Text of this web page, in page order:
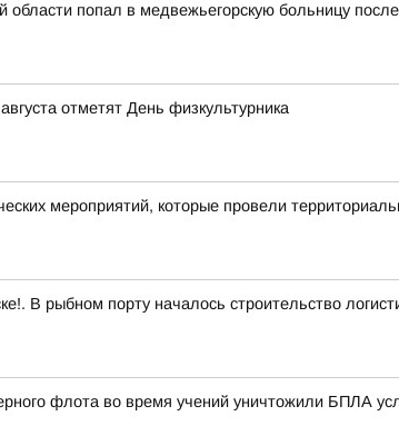
области попал в медвежьегорскую больницу
отметят День физкультурника
мероприятий, которые провели
В рыбном порту началось строительство
флота во время учений уничтожили БПЛА